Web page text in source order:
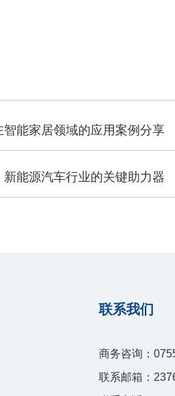
智能家居领域的应用案例分享
新能源汽车行业的关键助力器
联系我们
商务咨询：
联系邮箱：